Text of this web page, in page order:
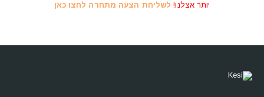
יותר אצלנו! לשליחת הצעה מתחרה לחצו כאן